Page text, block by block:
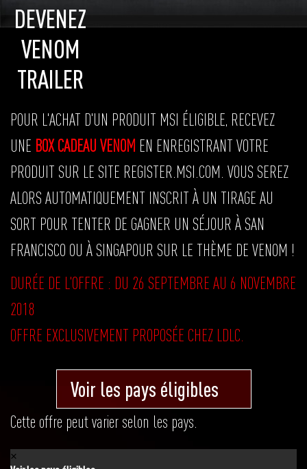
DEVENEZ
VENOM
TRAILER
POUR L'ACHAT D'UN PRODUIT MSI ÉLIGIBLE, RECEVEZ
UNE BOX CADEAU VENOM EN ENREGISTRANT VOTRE
PRODUIT SUR LE SITE REGISTER.MSI.COM. VOUS SEREZ
ALORS AUTOMATIQUEMENT INSCRIT À UN TIRAGE AU
SORT POUR TENTER DE GAGNER UN SÉJOUR À SAN
FRANCISCO OU À SINGAPOUR SUR LE THÈME DE VENOM !
DURÉE DE L'OFFRE : DU 26 SEPTEMBRE AU 6 NOVEMBRE
2018
OFFRE EXCLUSIVEMENT PROPOSÉE CHEZ LDLC.
Voir les pays éligibles
Cette offre peut varier selon les pays.
×